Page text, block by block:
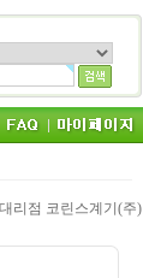
리점 코린스계기(주)